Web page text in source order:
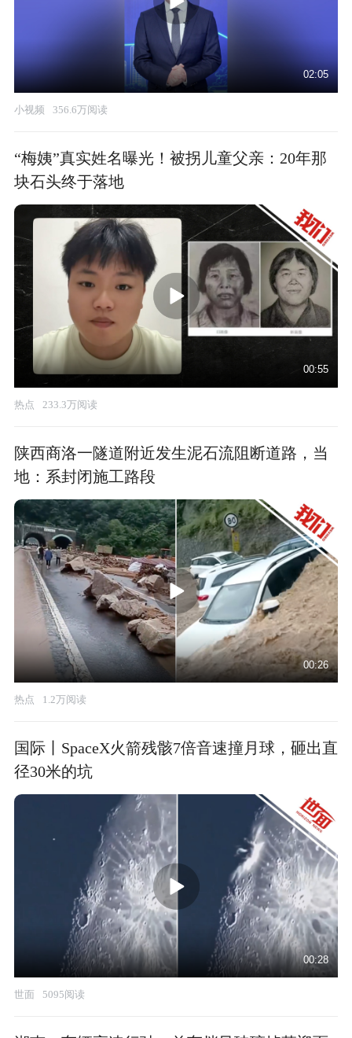
02:05
小视频 356.6万阅读
“梅姨”真实姓名曝光！被拐儿童父亲：20年那
块石头终于落地
00:55
热点 233.3万阅读
陕西商洛一隧道附近发生泥石流阻断道路，当
地：系封闭施工路段
00:26
热点 1.2万阅读
国际丨SpaceX火箭残骸7倍音速撞月球，砸出直
径30米的坑
00:28
世面 5095阅读